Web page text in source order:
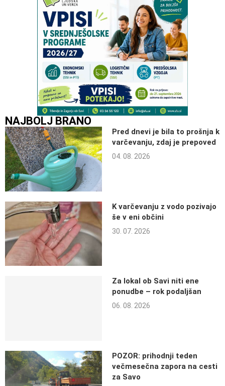
NAJBOLJ BRANO
Pred dnevi je bila to prošnja k
varčevanju, zdaj je prepoved
04. 08. 2026
K varčevanju z vodo pozivajo
še v eni občini
30. 07. 2026
Za lokal ob Savi niti ene
ponudbe – rok podaljšan
06. 08. 2026
POZOR: prihodnji teden
večmesečna zapora na cesti
za Savo